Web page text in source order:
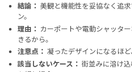
結論： 美観と機能性を妥協なく追
ン。
理由： カーポートや電動シャッタ
きるから。
注意点： 凝ったデザインになるほど
該当しないケース： 街並みに溶け